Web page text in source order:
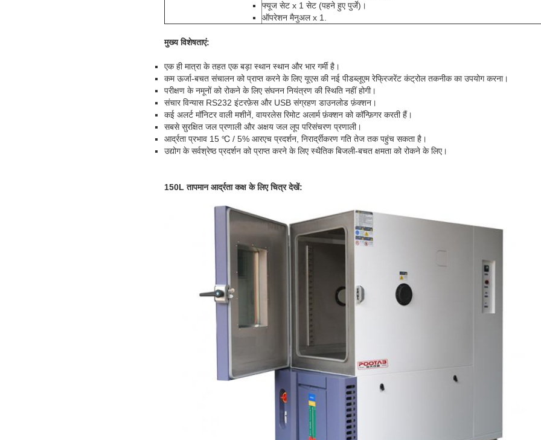
फ्यूज सेट x 1 सेट (पहने हुए पुर्जे)।
ऑपरेशन मैनुअल x 1.
मुख्य विशेषताएं:
एक ही मात्रा के तहत एक बड़ा स्थान स्थान और भार गर्मी है।
कम ऊर्जा-बचत संचालन को प्राप्त करने के लिए यूएस की नई पीडब्लूएम रेफ्रिजरेंट कंट्रोल तकनीक का उपयोग करना।
परीक्षण के नमूनों को रोकने के लिए संघनन नियंत्रण की स्थिति नहीं होगी।
संचार विन्यास RS232 इंटरफ़ेस और USB संग्रहण डाउनलोड फ़ंक्शन।
कई अलर्ट मॉनिटर वाली मशीनें, वायरलेस रिमोट अलार्म फ़ंक्शन को कॉन्फ़िगर करती हैं।
सबसे सुरक्षित जल प्रणाली और अक्षय जल लूप परिसंचरण प्रणाली।
आर्द्रता प्रभाव 15 ℃ / 5% आरएच प्रदर्शन, निरार्द्रीकरण गति तेज तक पहुंच सकता है।
उद्योग के सर्वश्रेष्ठ प्रदर्शन को प्राप्त करने के लिए स्थैतिक बिजली-बचत क्षमता को रोकने के लिए।
150L तापमान आर्द्रता कक्ष के लिए चित्र देखें: